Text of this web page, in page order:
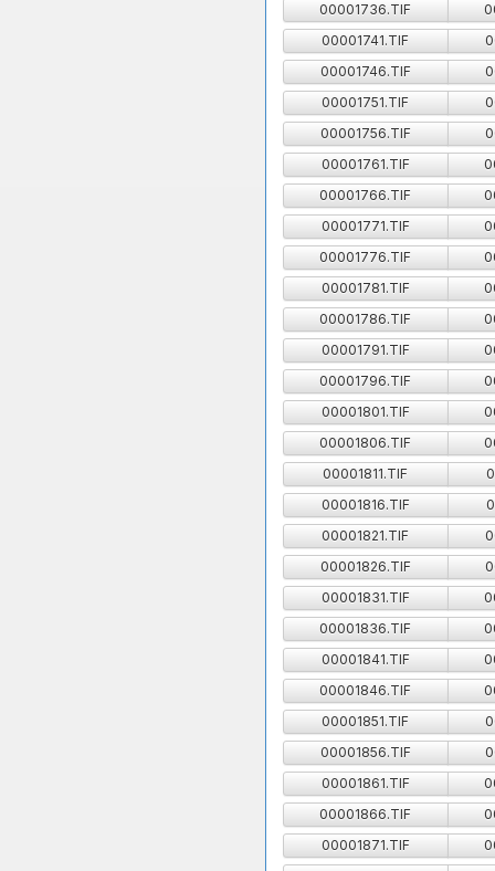
00001736.TIF
00001741.TIF
00001746.TIF
00001751.TIF
00001756.TIF
00001761.TIF
00001766.TIF
00001771.TIF
00001776.TIF
00001781.TIF
00001786.TIF
00001791.TIF
00001796.TIF
00001801.TIF
00001806.TIF
00001811.TIF
00001816.TIF
00001821.TIF
00001826.TIF
00001831.TIF
00001836.TIF
00001841.TIF
00001846.TIF
00001851.TIF
00001856.TIF
00001861.TIF
00001866.TIF
00001871.TIF